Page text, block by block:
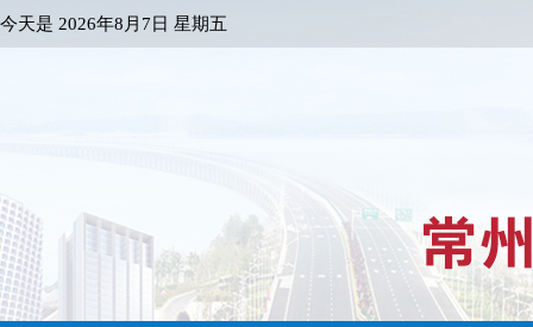
今天是 2026年8月7日 星期五